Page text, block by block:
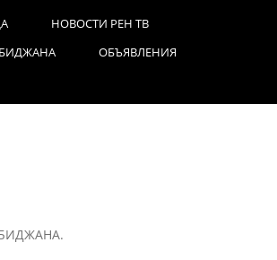
НОВОСТИ РЕН ТВ
ОБЪЯВЛЕНИЯ